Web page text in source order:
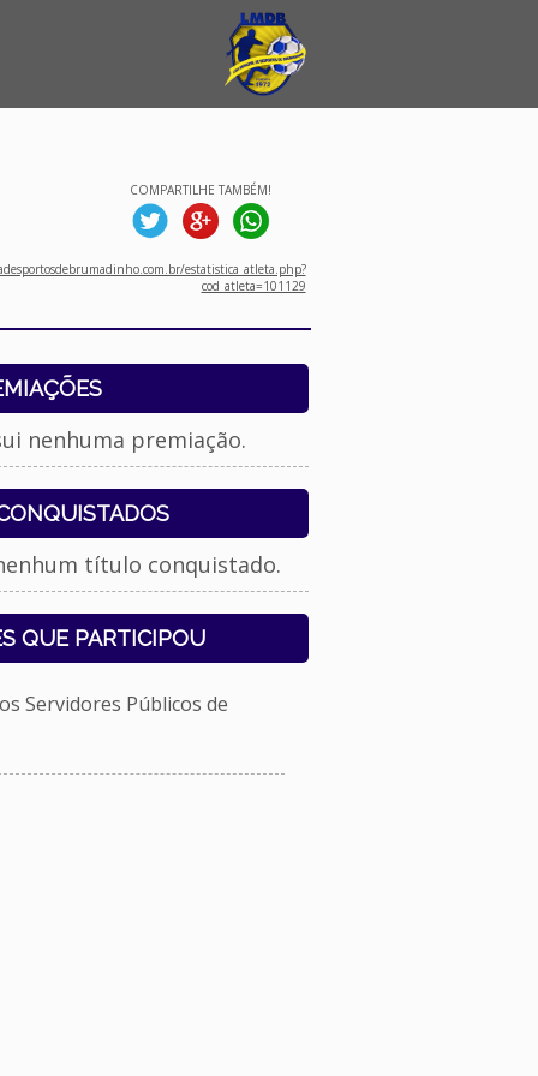
COMPARTILHE TAMBÉM!
estatistica_atleta.php?
cod_atleta=101129
nenhuma premiação.
título conquistado.
QUE PARTICIPOU
Servidores Públicos de